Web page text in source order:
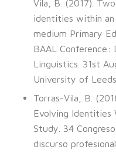
Vila, B. (2017).
identities within an
medium Primary
BAAL Conference:
Linguistics. 31st
University of
Torras-Vila, B.
Evolving Identities
Study. 34
discurso